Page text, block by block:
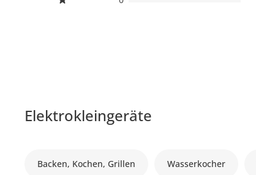
Elektrokleingeräte
Backen, Kochen, Grillen Wasserkocher